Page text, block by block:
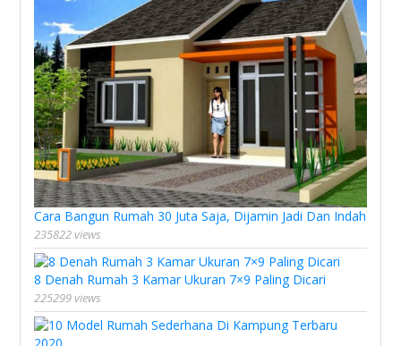
Cara Bangun Rumah 30 Juta Saja, Dijamin Jadi Dan Indah
235822 views
8 Denah Rumah 3 Kamar Ukuran 7×9 Paling Dicari
225299 views